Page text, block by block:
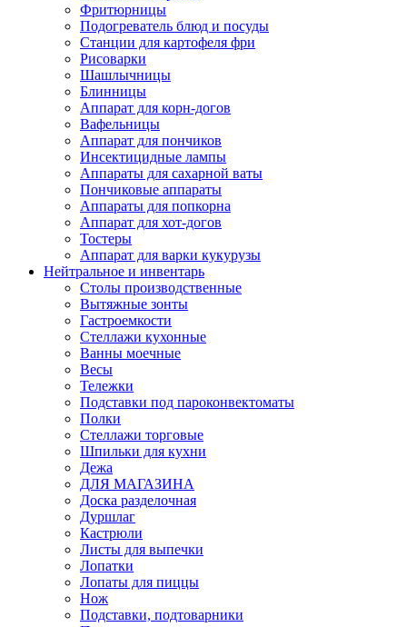
Фритюрницы
Подогреватель блюд и посуды
Станции для картофеля фри
Рисоварки
Шашлычницы
Блинницы
Аппарат для корн-догов
Вафельницы
Аппарат для пончиков
Инсектицидные лампы
Аппараты для сахарной ваты
Пончиковые аппараты
Аппараты для попкорна
Аппарат для хот-догов
Тостеры
Аппарат для варки кукурузы
Нейтральное и инвентарь
Столы производственные
Вытяжные зонты
Гастроемкости
Стеллажи кухонные
Ванны моечные
Весы
Тележки
Подставки под пароконвектоматы
Полки
Стеллажи торговые
Шпильки для кухни
Дежа
ДЛЯ МАГАЗИНА
Доска разделочная
Дуршлаг
Кастрюли
Листы для выпечки
Лопатки
Лопаты для пиццы
Нож
Подставки, подтоварники